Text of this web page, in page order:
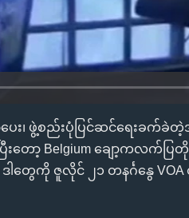
ေး၊ ဖွဲ့စည်းပုံပြင်ဆင်ရေးခက်
ြီးတော့ Belgium ချော့ကလက်
ဒါတွေကို ဇူလိုင် ၂၁ တနင်္ဂနွေ